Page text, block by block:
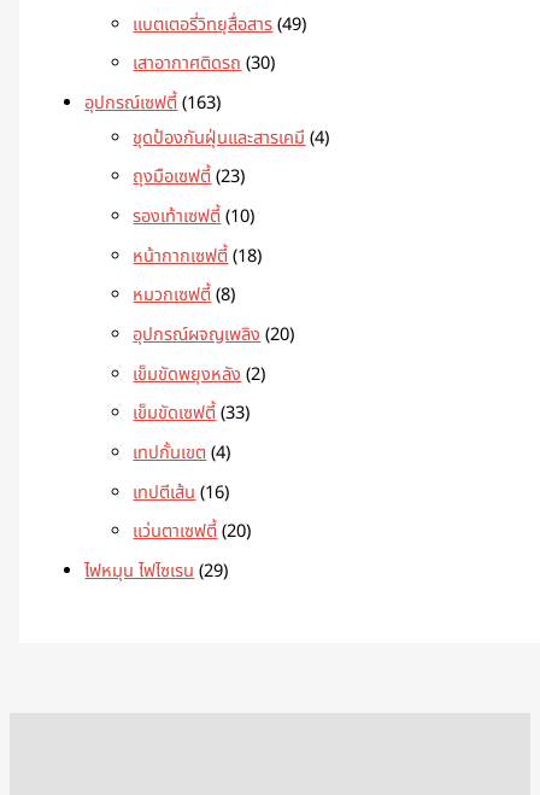
แบตเตอรี่วิทยุสื่อสาร 49
เสาอากาศติดรถ 30
อุปกรณ์เซฟตี้ 163
ชุดป้องกันฝุ่นและสารเคมี 4
ถุงมือเซฟตี้ 23
รองเท้าเซฟตี้ 10
หน้ากากเซฟตี้ 18
หมวกเซฟตี้ 8
อุปกรณ์ผจญเพลิง 20
เข็มขัดพยุงหลัง 2
เข็มขัดเซฟตี้ 33
เทปกั้นเขต 4
เทปตีเส้น 16
แว่นตาเซฟตี้ 20
ไฟหมุน ไฟไซเรน 29